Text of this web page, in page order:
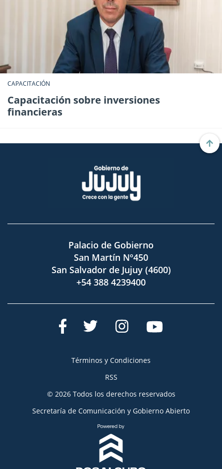
CAPACITACIÓN
Capacitación sobre inversiones
financieras
Palacio de Gobierno
San Martín Nº450
San Salvador de Jujuy (4600)
+54 388 4239400
Términos y Condiciones
RSS
© 2026 Todos los derechos reservados
Secretaría de Comunicación y Gobierno Abierto